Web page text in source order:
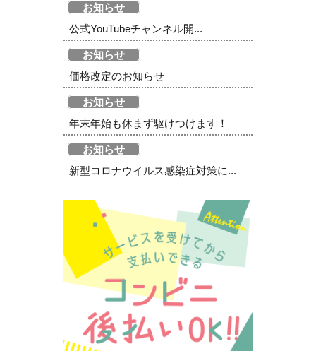
お知らせ
公式YouTubeチャンネル開...
お知らせ
価格改定のお知らせ
お知らせ
年末年始も休まず駆けつけます！
お知らせ
新型コロナウイルス感染症対策に...